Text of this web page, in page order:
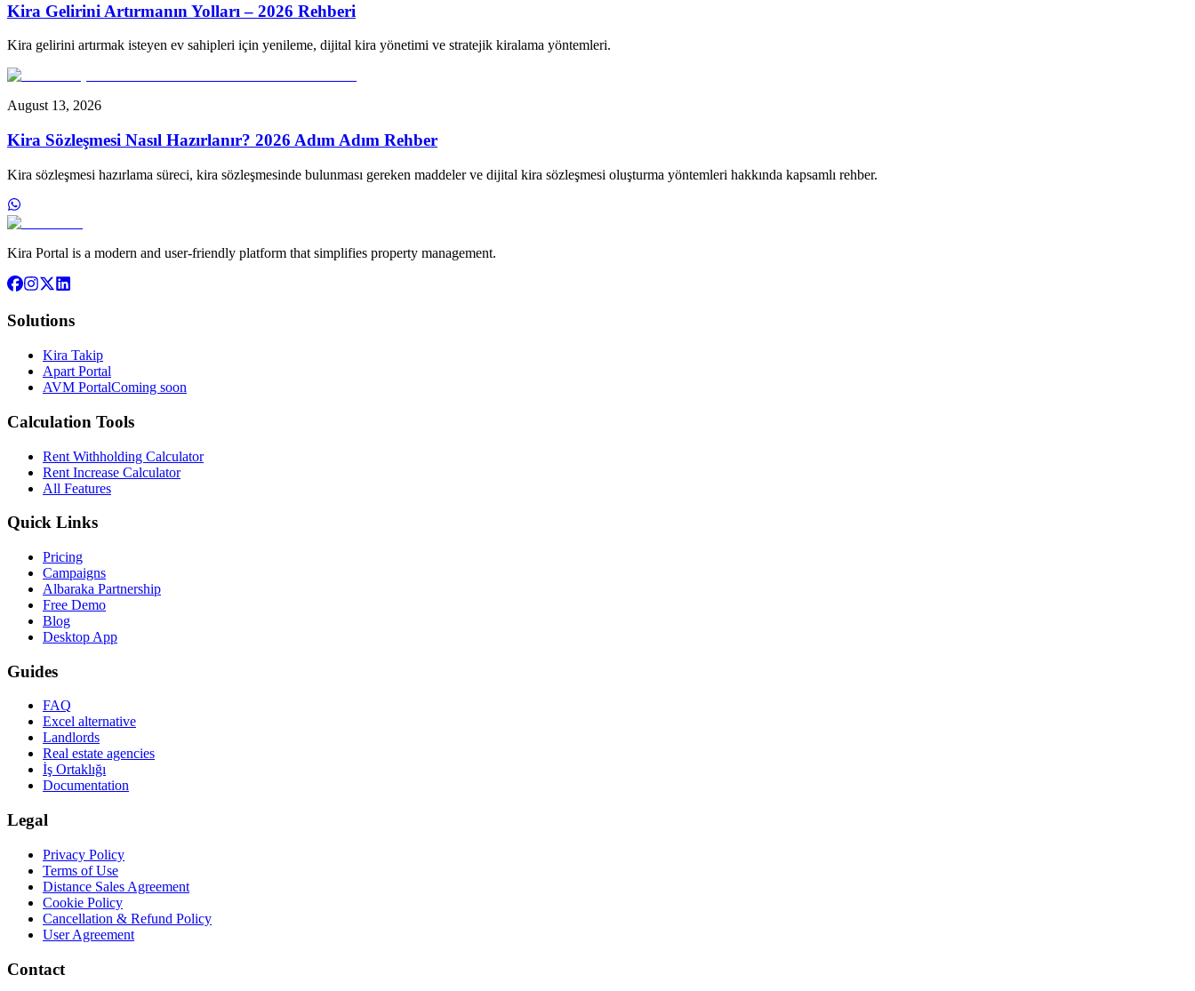
Kira Gelirini Artırmanın Yolları – 2026 Rehberi
Kira gelirini artırmak isteyen ev sahipleri için yenileme, dijital kira yönetimi ve stratejik kiralama yöntemleri.
August 13, 2026
Kira Sözleşmesi Nasıl Hazırlanır? 2026 Adım Adım Rehber
Kira sözleşmesi hazırlama süreci, kira sözleşmesinde bulunması gereken maddeler ve dijital kira sözleşmesi oluşturma yöntemleri hakkında kapsamlı rehber.
Kira Portal is a modern and user-friendly platform that simplifies property management.
Solutions
Kira Takip
Apart Portal
AVM PortalComing soon
Calculation Tools
Rent Withholding Calculator
Rent Increase Calculator
All Features
Quick Links
Pricing
Campaigns
Albaraka Partnership
Free Demo
Blog
Desktop App
Guides
FAQ
Excel alternative
Landlords
Real estate agencies
İş Ortaklığı
Documentation
Legal
Privacy Policy
Terms of Use
Distance Sales Agreement
Cookie Policy
Cancellation & Refund Policy
User Agreement
Contact